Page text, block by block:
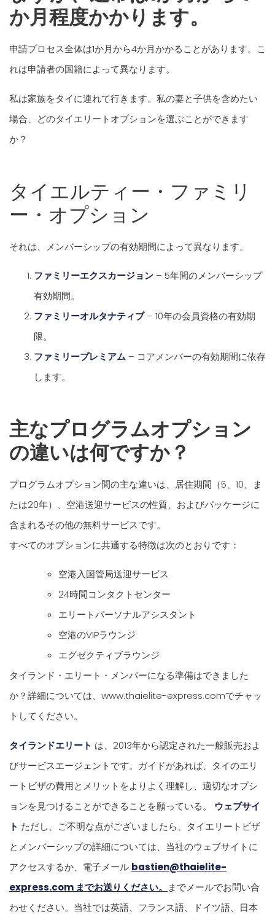
か月程度かかります。
申請プロセス全体は1か月から4か月かかることがあります。こ
れは申請者の国籍によって異なります。
私は家族をタイに連れて行きます。私の妻と子供を含めたい
場合、どのタイエリートオプションを選ぶことができます
か？
タイエルティー・ファミリ
ー・オプション
それは、メンバーシップの有効期間によって異なります。
ファミリーエクスカージョン – 5年間のメンバーシップ
有効期間。
ファミリーオルタナティブ– 10年の会員資格の有効期
限。
ファミリープレミアム – コアメンバーの有効期間に依存
します。
主なプログラムオプション
の違いは何ですか？
プログラムオプション間の主な違いは、居住期間（5、10、ま
たは20年）、空港送迎サービスの性質、およびパッケージに
含まれるその他の無料サービスです。
すべてのオプションに共通する特徴は次のとおりです：
空港入国管局送迎サービス
24時間コンタクトセンター
エリートパーソナルアシスタント
空港のVIPラウンジ
エグゼクティブラウンジ
タイランド・エリート・メンバーになる準備はできました
か？詳細については、www.thaielite-express.comでチャッ
トしてください。
タイランドエリート は、2013年から認定された一般販売およ
びサービスエージェントです。ガイドがあれば、タイのエリ
ートビザの費用とメリットをよりよく理解し、適切なオプシ
ョンを見つけることができることを願っている。 ウェブサイ
ト ただし、ご不明な点がございましたら、タイエリートビザ
とメンバーシップの詳細については、当社のウェブサイトに
アクセスするか、電子メール bastien@thaielite-
express.com までお送りください。 までメールでお問い合
わせください。当社では英語、フランス語、ドイツ語、日本